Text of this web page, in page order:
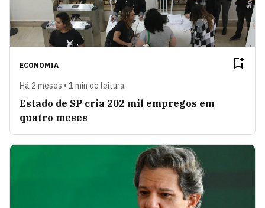
ECONOMIA
Há 2 meses • 1 min de leitura
Estado de SP cria 202 mil empregos em
quatro meses